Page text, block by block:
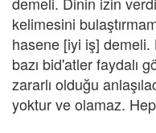
kelimesini
hasene [iyi iş] demeli.
bazı bid'atler faydalı
zararlı olduğu
yoktur ve olamaz.